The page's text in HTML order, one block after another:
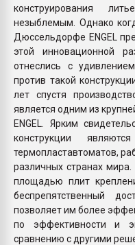
конструирования
незыблемым. Однако
Дюссельдорфе ENGEL
этой инновационной
отнеслись с
против такой
лет спустя
является одним из
ENGEL. Ярким
конструкции
термопластавтоматов,
различных странах
площадью плит
беспрепятственный
позволяет им более
по эффективности и
сравнению с другими